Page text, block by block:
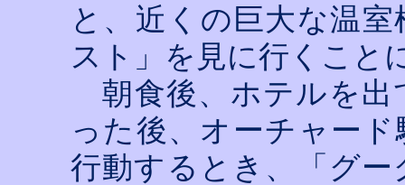
と、近くの巨大な温
スト」を見に行くこと
朝食後、ホテルを出
った後、オーチャー
行動するとき、「グ